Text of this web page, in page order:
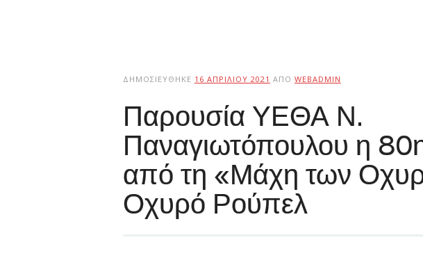
ΔΗΜΟΣΙΕΎΘΗΚΕ 16 ΑΠΡΙΛΊΟΥ 2021 ΑΠΌ WEBADMIN
Παρουσία ΥΕΘΑ Ν.
Παναγιωτόπουλου η
από τη «Μάχη των
Οχυρό Ρούπελ